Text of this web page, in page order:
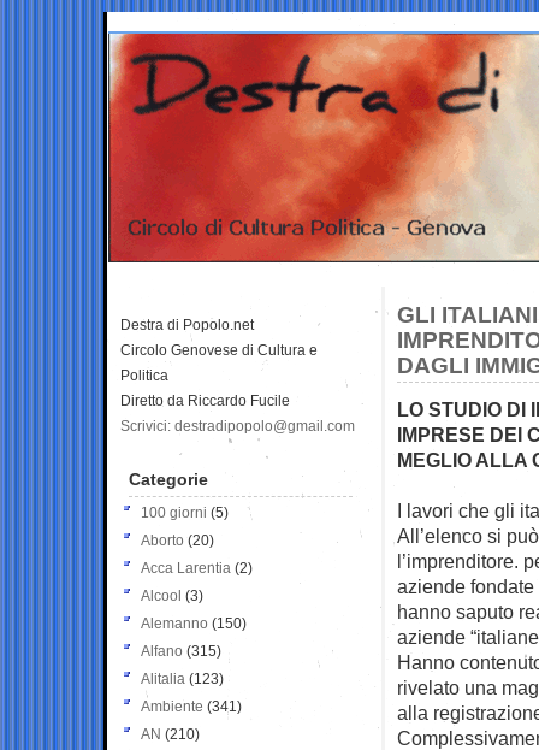
GLI
DAGLI
LO STUDIO DI
IMPRESE DEI
MEGLIO ALLA
I lavori che gli
All’elenco si
l’imprenditore.
aziende
hanno saputo
aziende
Hanno
rivelato una
alla
Destra di Popolo.net
Circolo Genovese di Cultura e
Politica
Diretto da Riccardo Fucile
Scrivici: destradipopolo@gmail.com
Categorie
100 giorni (5)
Aborto (20)
Acca Larentia (2)
Alcool (3)
Alemanno (150)
Alfano (315)
Alitalia (123)
Ambiente (341)
AN (210)